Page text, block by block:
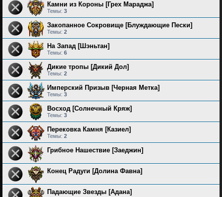
Камни из Короны [Грех Мараджа]
Темы: 3
Закопанное Сокровище [Блуждающие Пески]
Темы: 2
На Запад [Шэньтан]
Темы: 6
Дикие тропы [Дикий Дол]
Темы: 2
Имперский Призыв [Черная Метка]
Темы: 3
Восход [Солнечный Кряж]
Темы: 3
Перековка Камня [Казиел]
Темы: 2
Грибное Нашествие [Заеджин]
Конец Радуги [Долина Фавна]
Падающие Звезды [Адана]